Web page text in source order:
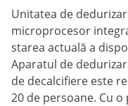
Unitatea de
microprocesor
starea actuală a
Aparatul de
de decalcifiere este
20 de persoane. Cu